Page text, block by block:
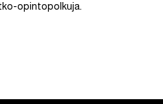
opintopolkuja.